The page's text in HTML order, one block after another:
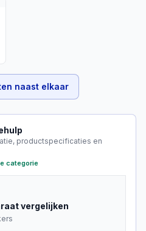
naast elkaar
productspecificaties en
categorie
vergelijken